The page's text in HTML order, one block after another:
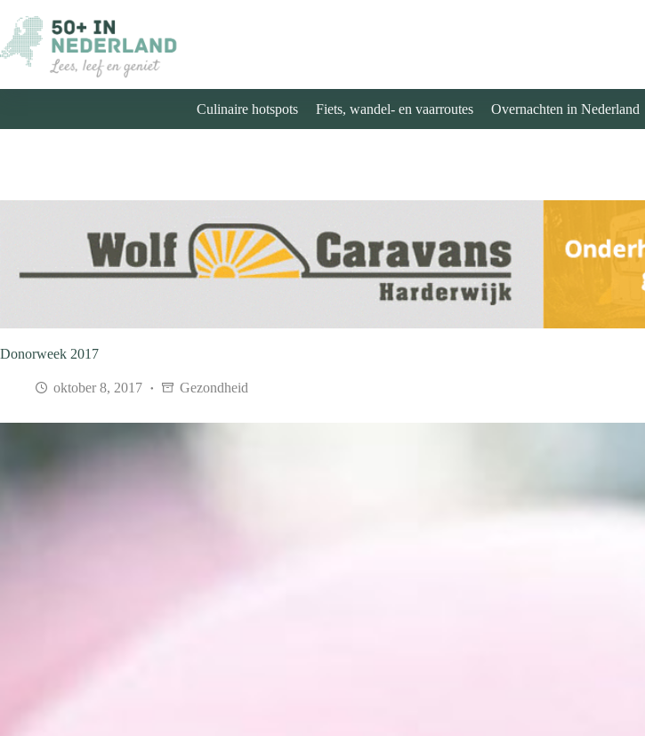
naar
de
inhoud
Culinaire hotspots Fiets, wandel- en vaarroutes Overnachten in Nederland
Donorweek 2017
oktober 8, 2017 Gezondheid